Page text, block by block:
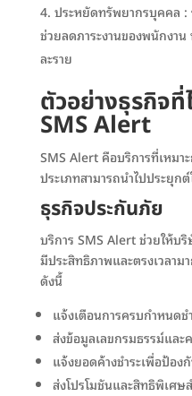
ประหยัดทรัพยากรบุคคล :
ช่วยลดภาระงานของพนักงา
ละราย
ตัวอย่างธุรกิจที่
SMS Alert
SMS Alert คือบริการที่เหม
ประเภทสามารถนำไปประยุก
ธุรกิจประกันภัย
บริการ SMS Alert ช่วยให้บ
มีประสิทธิภาพและตรงเวลาม
ดังนี้
แจ้งเตือนการครบกำหนดช
ส่งข้อมูลเลขกรมธรรม์และ
แจ้งยอดค้างชำระเพื่อป้อง
ส่งโปรโมชันและสิทธิพิเศษ